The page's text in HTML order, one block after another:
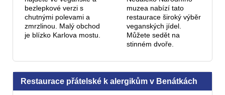
bezlepkové verzi s
chutnými polevami a
zmrzlinou. Malý obchod
je blízko Karlova mostu.
muzea nabízí tato
restaurace široký výběr
veganských jídel.
Můžete sedět na
stinném dvoře.
Restaurace přátelské k alergikům v Benátkách